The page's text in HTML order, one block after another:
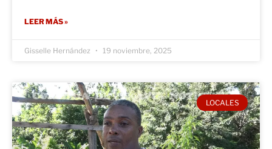
LEER MÁS »
Gisselle Hernández 19 noviembre, 2025
LOCALES